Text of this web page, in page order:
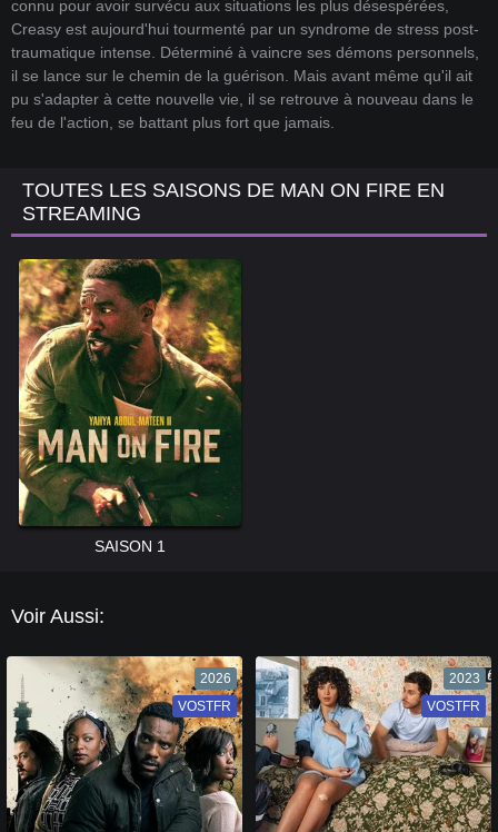
connu pour avoir survécu aux situations les plus désespérées,
Creasy est aujourd'hui tourmenté par un syndrome de stress post-
traumatique intense. Déterminé à vaincre ses démons personnels,
il se lance sur le chemin de la guérison. Mais avant même qu'il ait
pu s'adapter à cette nouvelle vie, il se retrouve à nouveau dans le
feu de l'action, se battant plus fort que jamais.
TOUTES LES SAISONS DE MAN ON FIRE EN
STREAMING
SAISON 1
Voir Aussi:
2026
VF
VOSTFR
2023
VF
VOSTFR